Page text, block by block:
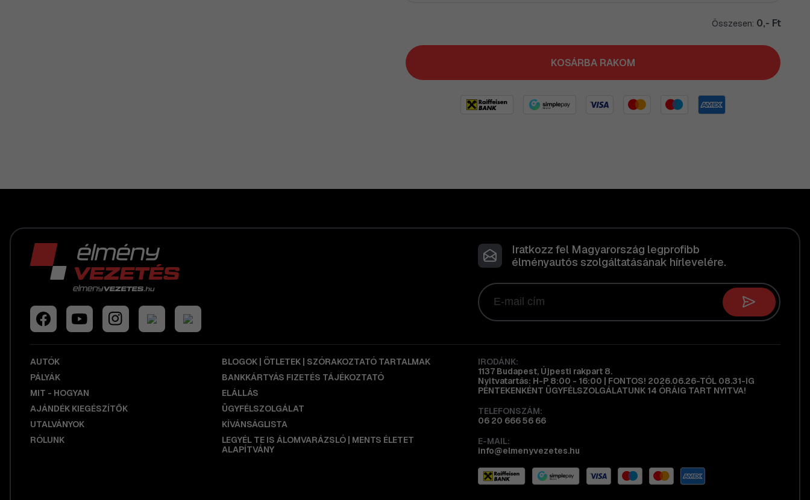
Összesen: 0,- Ft
KOSÁRBA RAKOM
Iratkozz fel Magyarország legprofibb
élményautós szolgáltatásának hírlevelére.
AUTÓK
PÁLYÁK
MIT - HOGYAN
AJÁNDÉK KIEGÉSZÍTŐK
UTALVÁNYOK
RÓLUNK
BLOGOK | ÖTLETEK | SZÓRAKOZTATÓ TARTALMAK
BANKKÁRTYÁS FIZETÉS TÁJÉKOZTATÓ
ELÁLLÁS
ÜGYFÉLSZOLGÁLAT
KÍVÁNSÁGLISTA
LEGYÉL TE IS ÁLOMVARÁZSLÓ | MENTS ÉLETET
ALAPÍTVÁNY
IRODÁNK:
1137 Budapest, Újpesti rakpart 8.
Nyitvatartás: H-P 8:00 - 16:00 | FONTOS! 2026.06.26-TÓL 08.31-IG
PÉNTEKENKÉNT ÜGYFÉLSZOLGÁLATUNK 14 ÓRÁIG TART NYITVA!
TELEFONSZÁM:
06 20 666 56 66
E-MAIL:
info@elmenyvezetes.hu